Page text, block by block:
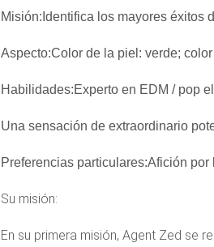
Misión:Identifica los mayores éxitos
Aspecto:Color de la piel: verde;
Habilidades:Experto en EDM / pop
Una sensación de extraordinario
Preferencias particulares:Afición
Su misión:
En su primera misión, Agent Zed se